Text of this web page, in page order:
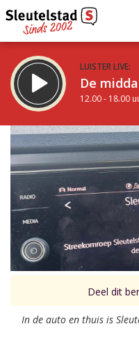
LUISTER LIVE:
De
12.00 - 18.00
STRAKS:
De avond van
18.00 - 21.00 uur
Vorig uur
Deel dit
In de auto en thuis is